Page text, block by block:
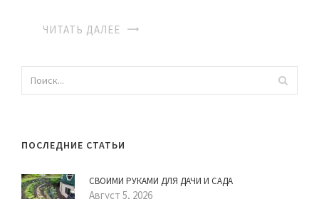
ЧИТАТЬ ДАЛЕЕ
ПОСЛЕДНИЕ СТАТЬИ
СВОИМИ РУКАМИ ДЛЯ ДАЧИ И САДА
Август 5, 2026